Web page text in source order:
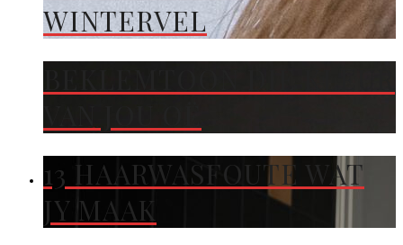
WINTERVEL
13 HAARWASFOUTE WAT
JY MAAK